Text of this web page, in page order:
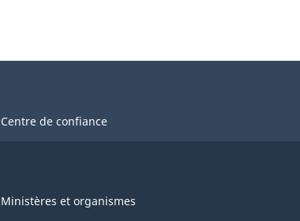
Centre de confiance
Ministères et organismes